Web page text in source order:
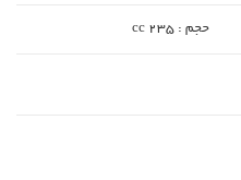
حجم : 235 cc